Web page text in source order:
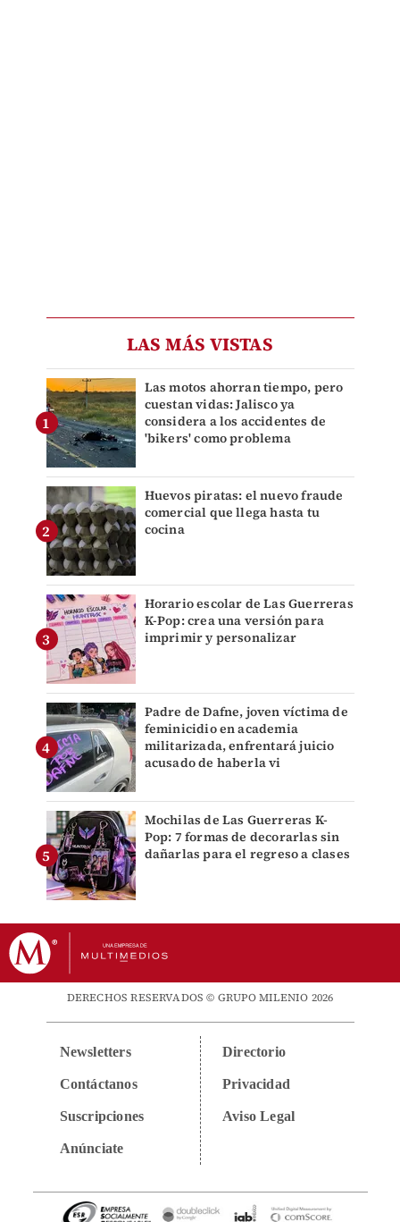
LAS MÁS VISTAS
Las motos ahorran tiempo, pero
cuestan vidas: Jalisco ya
considera a los accidentes de
'bikers' como problema
Huevos piratas: el nuevo fraude
comercial que llega hasta tu
cocina
Horario escolar de Las Guerreras
K-Pop: crea una versión para
imprimir y personalizar
Padre de Dafne, joven víctima de
feminicidio en academia
militarizada, enfrentará juicio
acusado de haberla vi
Mochilas de Las Guerreras K-
Pop: 7 formas de decorarlas sin
dañarlas para el regreso a clases
DERECHOS RESERVADOS © GRUPO MILENIO 2026
Newsletters
Contáctanos
Suscripciones
Anúnciate
Directorio
Privacidad
Aviso Legal